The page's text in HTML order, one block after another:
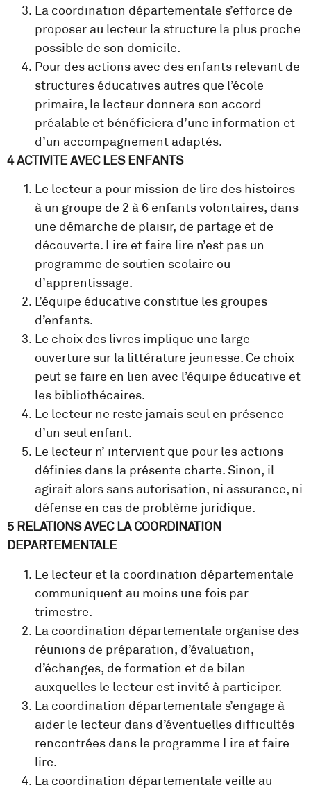
La coordination départementale s’efforce de
proposer au lecteur la structure la plus proche
possible de son domicile.
Pour des actions avec des enfants relevant de
structures éducatives autres que l’école
primaire, le lecteur donnera son accord
préalable et bénéficiera d’une information et
d’un accompagnement adaptés.
4 ACTIVITE AVEC LES ENFANTS
Le lecteur a pour mission de lire des histoires
à un groupe de 2 à 6 enfants volontaires, dans
une démarche de plaisir, de partage et de
découverte. Lire et faire lire n’est pas un
programme de soutien scolaire ou
d’apprentissage.
L’équipe éducative constitue les groupes
d’enfants.
Le choix des livres implique une large
ouverture sur la littérature jeunesse. Ce choix
peut se faire en lien avec l’équipe éducative et
les bibliothécaires.
Le lecteur ne reste jamais seul en présence
d’un seul enfant.
Le lecteur n’ intervient que pour les actions
définies dans la présente charte. Sinon, il
agirait alors sans autorisation, ni assurance, ni
défense en cas de problème juridique.
5 RELATIONS AVEC LA COORDINATION
DEPARTEMENTALE
Le lecteur et la coordination départementale
communiquent au moins une fois par
trimestre.
La coordination départementale organise des
réunions de préparation, d’évaluation,
d’échanges, de formation et de bilan
auxquelles le lecteur est invité à participer.
La coordination départementale s’engage à
aider le lecteur dans d’éventuelles difficultés
rencontrées dans le programme Lire et faire
lire.
La coordination départementale veille au